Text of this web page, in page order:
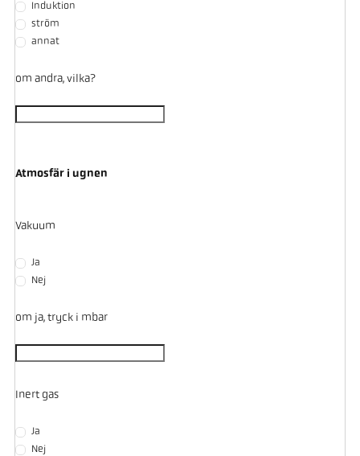
Induktion
ström
annat
om andra, vilka?
Atmosfär i ugnen
Vakuum
Ja
Nej
om ja, tryck i mbar
Inert gas
Ja
Nej